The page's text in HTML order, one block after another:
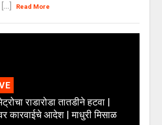
Read More
राडारोडा तातडीने हटवा |
कारवाईचे आदेश | माधुरी मिसाळ